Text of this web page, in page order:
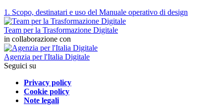
1. Scopo, destinatari e uso del Manuale operativo di design
Team per la Trasformazione Digitale
in collaborazione con
Agenzia per l'Italia Digitale
Seguici su
Privacy policy
Cookie policy
Note legali